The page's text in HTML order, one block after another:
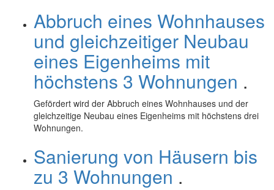
Abbruch eines Wohnhauses
und gleichzeitiger Neubau
eines Eigenheims mit
höchstens 3 Wohnungen .
Gefördert wird der Abbruch eines Wohnhauses und der
gleichzeitige Neubau eines Eigenheims mit höchstens drei
Wohnungen.
Sanierung von Häusern bis
zu 3 Wohnungen .